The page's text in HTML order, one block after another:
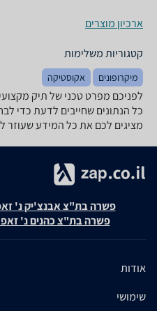
ארכיון מוצרים
קטגוריות משלימות
מיקרופונים אקוסטיקה
כל הנתונים שחייבים לדעת כדי
מציגים לכם את כל המידע שעוזר
פשרה בת"צ אבנצ'יק נ' זאפ גרופ
פשרה בת"צ כהנים נ' זאפ גרופ
אודות
שימושי